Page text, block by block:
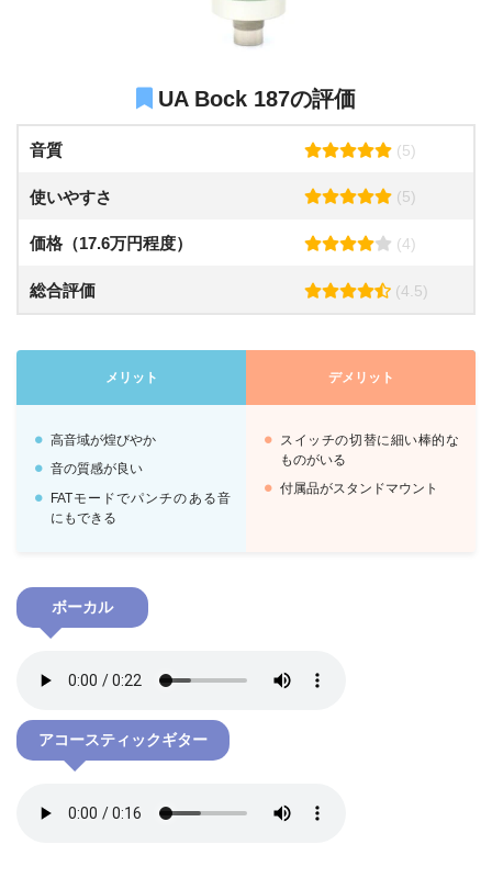
UA Bock 187の評価
音質 (5)
使いやすさ (5)
価格（17.6万円程度） (4)
総合評価 (4.5)
メリット デメリット
高音域が煌びやか
音の質感が良い
FATモードでパンチのある音
にもできる
スイッチの切替に細い棒的な
ものがいる
付属品がスタンドマウント
ボーカル
アコースティックギター